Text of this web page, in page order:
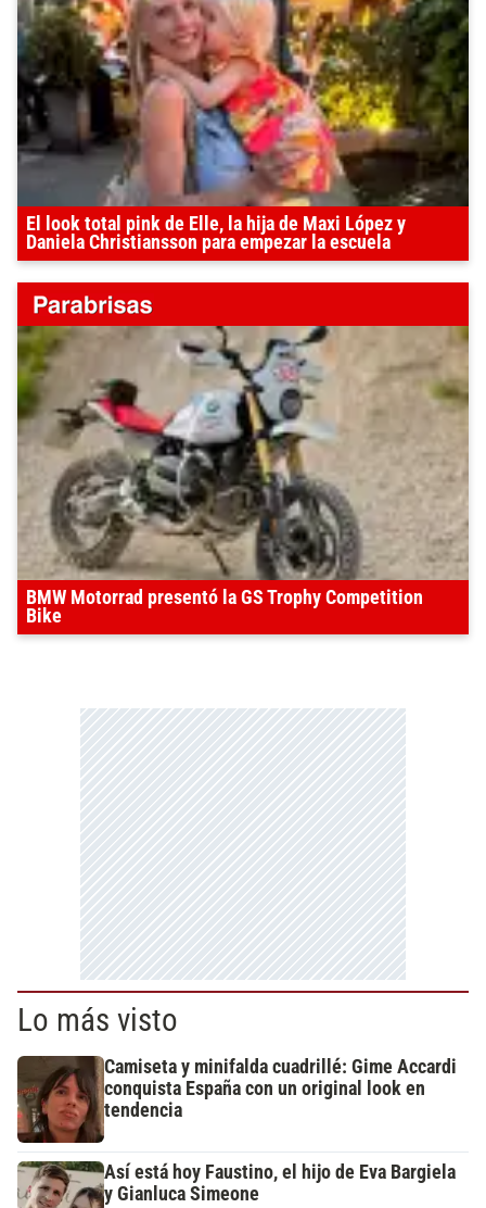
El look total pink de Elle, la hija de Maxi López y
Daniela Christiansson para empezar la escuela
BMW Motorrad presentó la GS Trophy Competition
Bike
Lo más visto
Camiseta y minifalda cuadrillé: Gime Accardi
conquista España con un original look en
tendencia
Así está hoy Faustino, el hijo de Eva Bargiela
y Gianluca Simeone